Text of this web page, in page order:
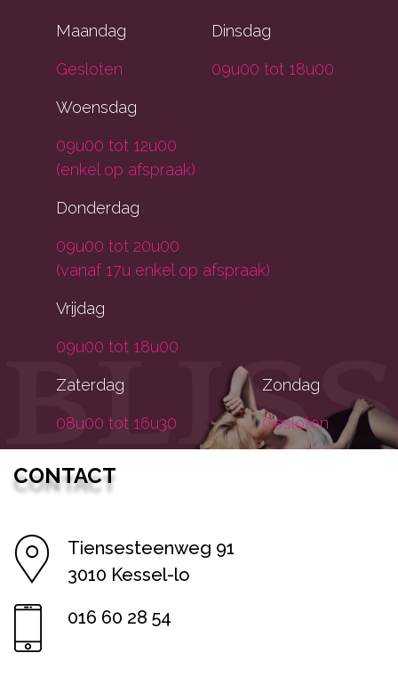
Maandag
Gesloten
Dinsdag
09u00 tot 18u00
Woensdag
09u00 tot 12u00
(enkel op afspraak)
Donderdag
09u00 tot 20u00
(vanaf 17u enkel op afspraak)
Vrijdag
09u00 tot 18u00
Zaterdag
08u00 tot 16u30
Zondag
Gesloten
CONTACT
Tiensesteenweg 91
3010 Kessel-lo
016 60 28 54